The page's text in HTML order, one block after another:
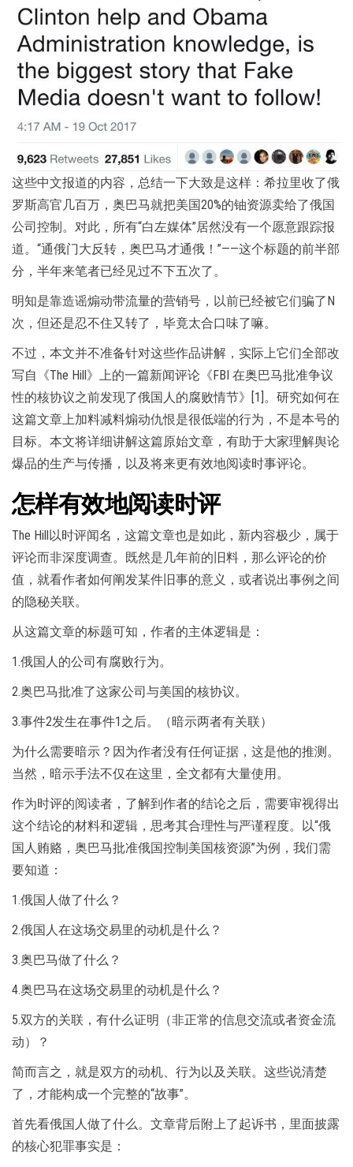
这些中文报道的内容，总结一下大致是这样：希拉里收了俄
罗斯高官几百万，奥巴马就把美国20%的铀资源卖给了俄国
公司控制。对此，所有“白左媒体”居然没有一个愿意跟踪报
道。“通俄门大反转，奥巴马才通俄！”——这个标题的前半部
分，半年来笔者已经见过不下五次了。
明知是靠造谣煽动带流量的营销号，以前已经被它们骗了N
次，但还是忍不住又转了，毕竟太合口味了嘛。
不过，本文并不准备针对这些作品讲解，实际上它们全部改
写自《The Hill》上的一篇新闻评论《FBI 在奥巴马批准争议
性的核协议之前发现了俄国人的腐败情节》[1]。研究如何在
这篇文章上加料减料煽动仇恨是很低端的行为，不是本号的
目标。本文将详细讲解这篇原始文章，有助于大家理解舆论
爆品的生产与传播，以及将来更有效地阅读时事评论。
怎样有效地阅读时评
The Hill以时评闻名，这篇文章也是如此，新内容极少，属于
评论而非深度调查。既然是几年前的旧料，那么评论的价
值，就看作者如何阐发某件旧事的意义，或者说出事例之间
的隐秘关联。
从这篇文章的标题可知，作者的主体逻辑是：
1.俄国人的公司有腐败行为。
2.奥巴马批准了这家公司与美国的核协议。
3.事件2发生在事件1之后。（暗示两者有关联）
为什么需要暗示？因为作者没有任何证据，这是他的推测。
当然，暗示手法不仅在这里，全文都有大量使用。
作为时评的阅读者，了解到作者的结论之后，需要审视得出
这个结论的材料和逻辑，思考其合理性与严谨程度。以“俄
国人贿赂，奥巴马批准俄国控制美国核资源”为例，我们需
要知道：
1.俄国人做了什么？
2.俄国人在这场交易里的动机是什么？
3.奥巴马做了什么？
4.奥巴马在这场交易里的动机是什么？
5.双方的关联，有什么证明（非正常的信息交流或者资金流
动）？
简而言之，就是双方的动机、行为以及关联。这些说清楚
了，才能构成一个完整的“故事”。
首先看俄国人做了什么。文章背后附上了起诉书，里面披露
的核心犯罪事实是：